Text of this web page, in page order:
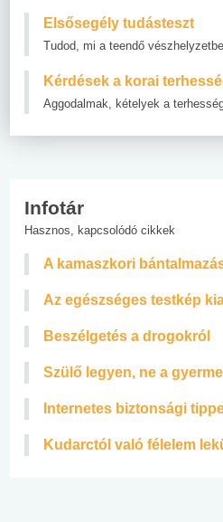
Elsősegély tudásteszt
Tudod, mi a teendő
Kérdések a korai
Aggodalmak, kételyek a
Infotár
Hasznos, kapcsolódó cikkek
A kamaszkori
Az egészséges testkép
Beszélgetés a drogokról
Szülő legyen, ne a
Internetes biztonsági
Kudarctól való félelem